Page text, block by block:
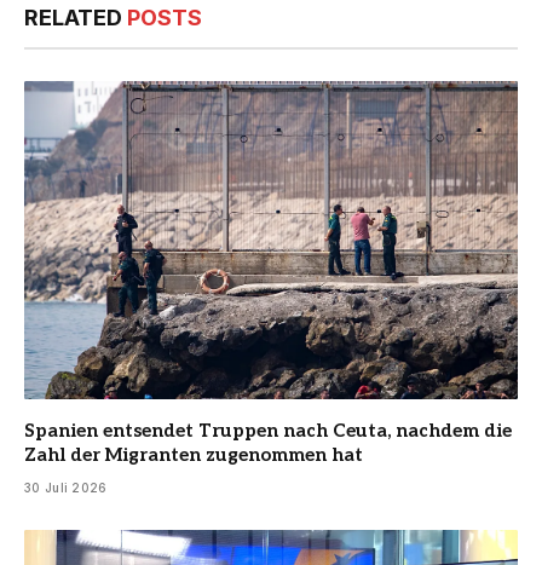
RELATED POSTS
Spanien entsendet Truppen nach Ceuta, nachdem die
Zahl der Migranten zugenommen hat
30 Juli 2026